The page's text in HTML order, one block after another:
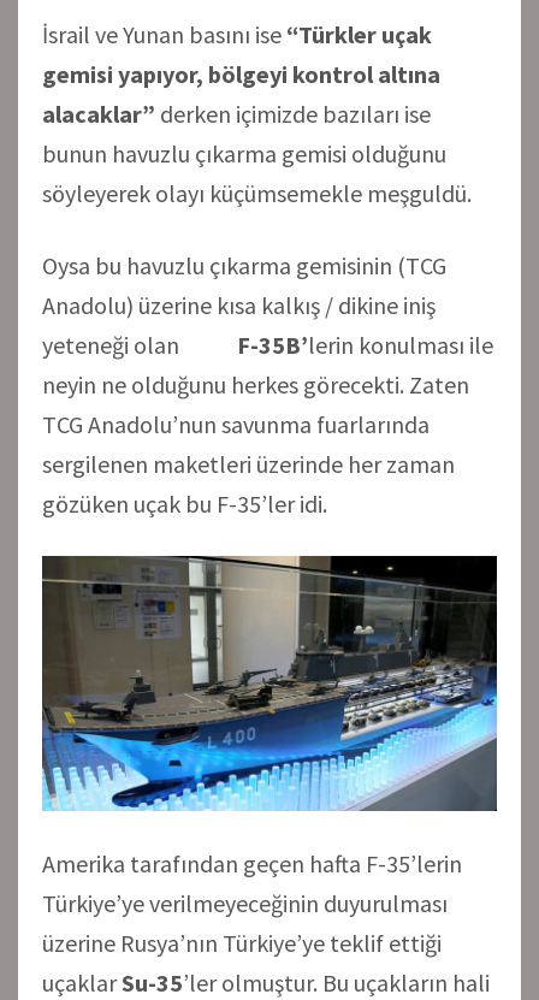
İsrail ve Yunan basını ise “Türkler uçak
gemisi yapıyor, bölgeyi kontrol altına
alacaklar” derken içimizde bazıları ise
bunun havuzlu çıkarma gemisi olduğunu
söyleyerek olayı küçümsemekle meşguldü.
Oysa bu havuzlu çıkarma gemisinin (TCG
Anadolu) üzerine kısa kalkış / dikine iniş
yeteneği olan F-35B’lerin konulması ile
neyin ne olduğunu herkes görecekti. Zaten
TCG Anadolu’nun savunma fuarlarında
sergilenen maketleri üzerinde her zaman
gözüken uçak bu F-35’ler idi.
Amerika tarafından geçen hafta F-35’lerin
Türkiye’ye verilmeyeceğinin duyurulması
üzerine Rusya’nın Türkiye’ye teklif ettiği
uçaklarSu-35’ler olmuştur. Bu uçakların hali